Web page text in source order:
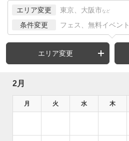
エリア変更 東京、大阪市 など
条件変更 フェス、無料イベント
エリア変更
2月
月 火 水 木